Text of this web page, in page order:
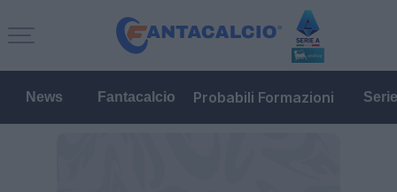
News Fantacalcio Probabili Formazioni